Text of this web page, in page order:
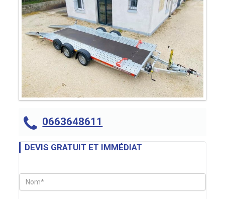
0663648611
DEVIS GRATUIT ET IMMÉDIAT